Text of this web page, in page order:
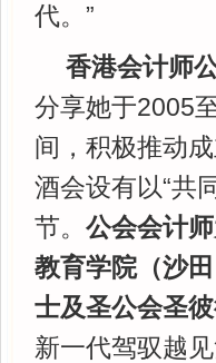
代。”
香港会计师
分享她于2005
间，积极推动
酒会设有以“共
节。 公会会计
教育学院（沙
士及圣公会圣
新一代驾驭越